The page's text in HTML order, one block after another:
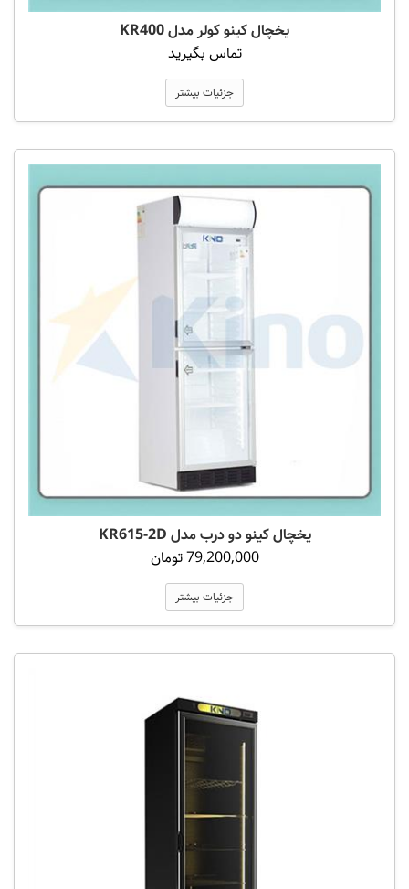
یخچال کینو کولر مدل KR400
تماس بگیرید
جزئیات بیشتر
یخچال کینو دو درب مدل KR615-2D
79,200,000 تومان
جزئیات بیشتر